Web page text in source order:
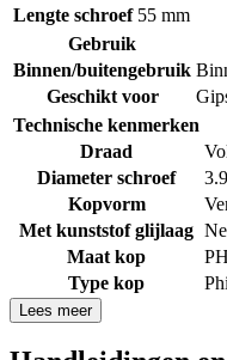
Lengte schroef 55 mm
Gebruik
Binnen/buitengebruik
Geschikt voor
Technische kenmerken
Draad
Diameter schroef
Kopvorm
Met kunststof glijlaag
Maat kop
Type kop
Lees meer